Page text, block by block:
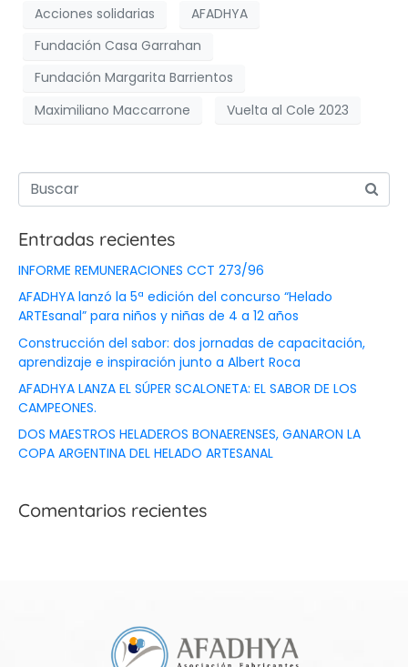
Acciones solidarias
AFADHYA
Fundación Casa Garrahan
Fundación Margarita Barrientos
Maximiliano Maccarrone
Vuelta al Cole 2023
Entradas recientes
INFORME REMUNERACIONES CCT 273/96
AFADHYA lanzó la 5ª edición del concurso “Helado
ARTEsanal” para niños y niñas de 4 a 12 años
Construcción del sabor: dos jornadas de capacitación,
aprendizaje e inspiración junto a Albert Roca
AFADHYA LANZA EL SÚPER SCALONETA: EL SABOR DE LOS
CAMPEONES.
DOS MAESTROS HELADEROS BONAERENSES, GANARON LA
COPA ARGENTINA DEL HELADO ARTESANAL
Comentarios recientes